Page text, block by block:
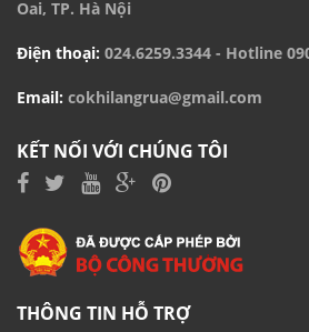
Oai, TP. Hà Nội
Điện thoại: 024.6259.3344 - Hotline
Email: cokhilangrua@gmail.com
KẾT NỐI VỚI CHÚNG TÔI
THÔNG TIN HỖ TRỢ